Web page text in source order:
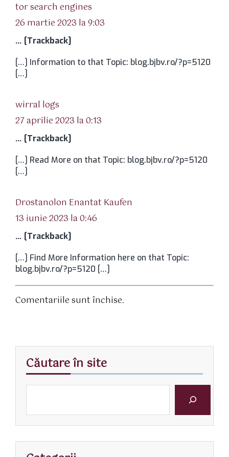
tor search engines
26 martie 2023 la 9:03
… [Trackback]
[…] Information to that Topic: blog.bjbv.ro/?p=5120
[…]
wirral logs
27 aprilie 2023 la 0:13
… [Trackback]
[…] Read More on that Topic: blog.bjbv.ro/?p=5120
[…]
Drostanolon Enantat Kaufen
13 iunie 2023 la 0:46
… [Trackback]
[…] Find More Information here on that Topic:
blog.bjbv.ro/?p=5120 […]
Comentariile sunt închise.
Căutare în site